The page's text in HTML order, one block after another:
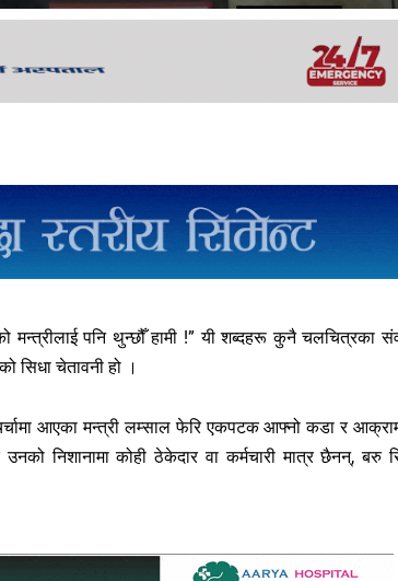
मन्त्रीलाई पनि थुन्छौँ हामी !” यी शब्दहरू कुनै चलचित्रका
सिधा चेतावनी हो ।
आएका मन्त्री लम्साल फेरि एकपटक आफ्नो कडा र
निशानामा कोही ठेकेदार वा कर्मचारी मात्र छैनन्, बरु